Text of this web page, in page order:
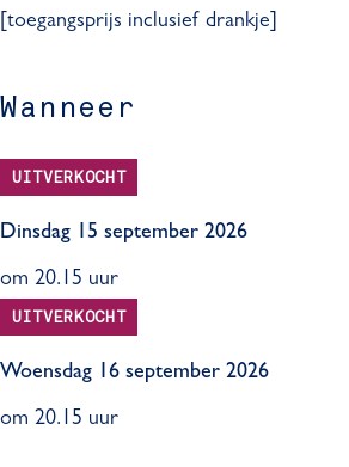
[toegangsprijs inclusief drankje]
Wanneer
UITVERKOCHT
Dinsdag 15 september 2026
om 20.15 uur
UITVERKOCHT
Woensdag 16 september 2026
om 20.15 uur